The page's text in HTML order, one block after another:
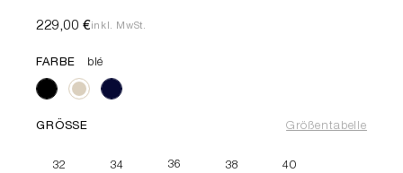
229,00 €inkl. MwSt.
FARBE blé
GRÖSSE Größentabelle
32 34 36 38 40